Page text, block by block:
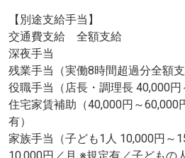
【別途支給手当】
交通費支給 全額支給
深夜手当
残業手当（実働8時間超過分全額支
役職手当（店長・調理長 40,000円
住宅家賃補助（40,000円～60,000
有）
家族手当（子ども1人 10,000円～